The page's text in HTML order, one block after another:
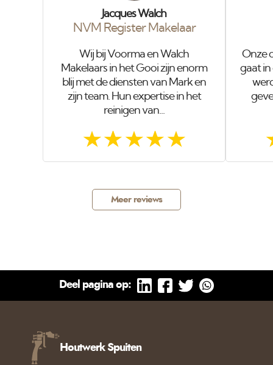
Jacques Walch
NVM Register Makelaar
Wij bij Voorma en Walch
Makelaars in het Gooi zijn enorm
blij met de diensten van Mark en
zijn team. Hun expertise in het
reinigen van...
Onze
gaat in
Meer reviews
Deel pagina op:
Houtwerk Spuiten